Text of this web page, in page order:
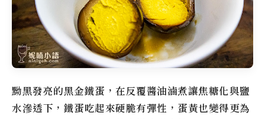
黝黑發亮的黑金鐵蛋，在反覆醬油滷煮讓焦糖化與鹽
水滲透下，鐵蛋吃起來硬脆有彈性，蛋黃也變得更為